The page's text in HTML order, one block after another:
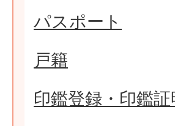
パスポート
戸籍
印鑑登録・印鑑